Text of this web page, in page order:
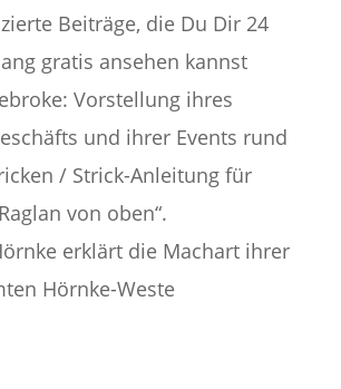
Beiträge, die Du Dir 24
gratis ansehen kannst
Vorstellung ihres
und ihrer Events rund
/ Strick-Anleitung für
von oben“.
erklärt die Machart ihrer
Hörnke-Weste